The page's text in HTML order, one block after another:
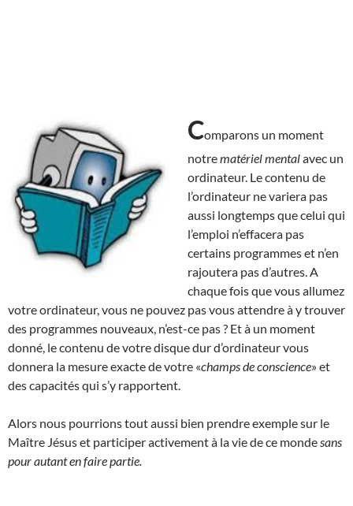
Comparons un moment
notrematériel mentalavec un
ordinateur. Le contenu de
l’ordinateur ne variera pas
aussi longtemps que celui qui
l’emploi n’effacera pas
certains programmes et n’en
rajoutera pas d’autres. A
chaque fois que vous allumez
votre ordinateur, vous ne pouvez pas vous attendre à y trouver
des programmes nouveaux, n’est-ce pas ? Et à un moment
donné, le contenu de votre disque dur d’ordinateur vous
donnera la mesure exacte de votre «champs de conscience» et
des capacités qui s’y rapportent.
Alors nous pourrions tout aussi bien prendre exemple sur le
Maître Jésus et participer activement à la vie de ce monde sans
pour autant en faire partie.